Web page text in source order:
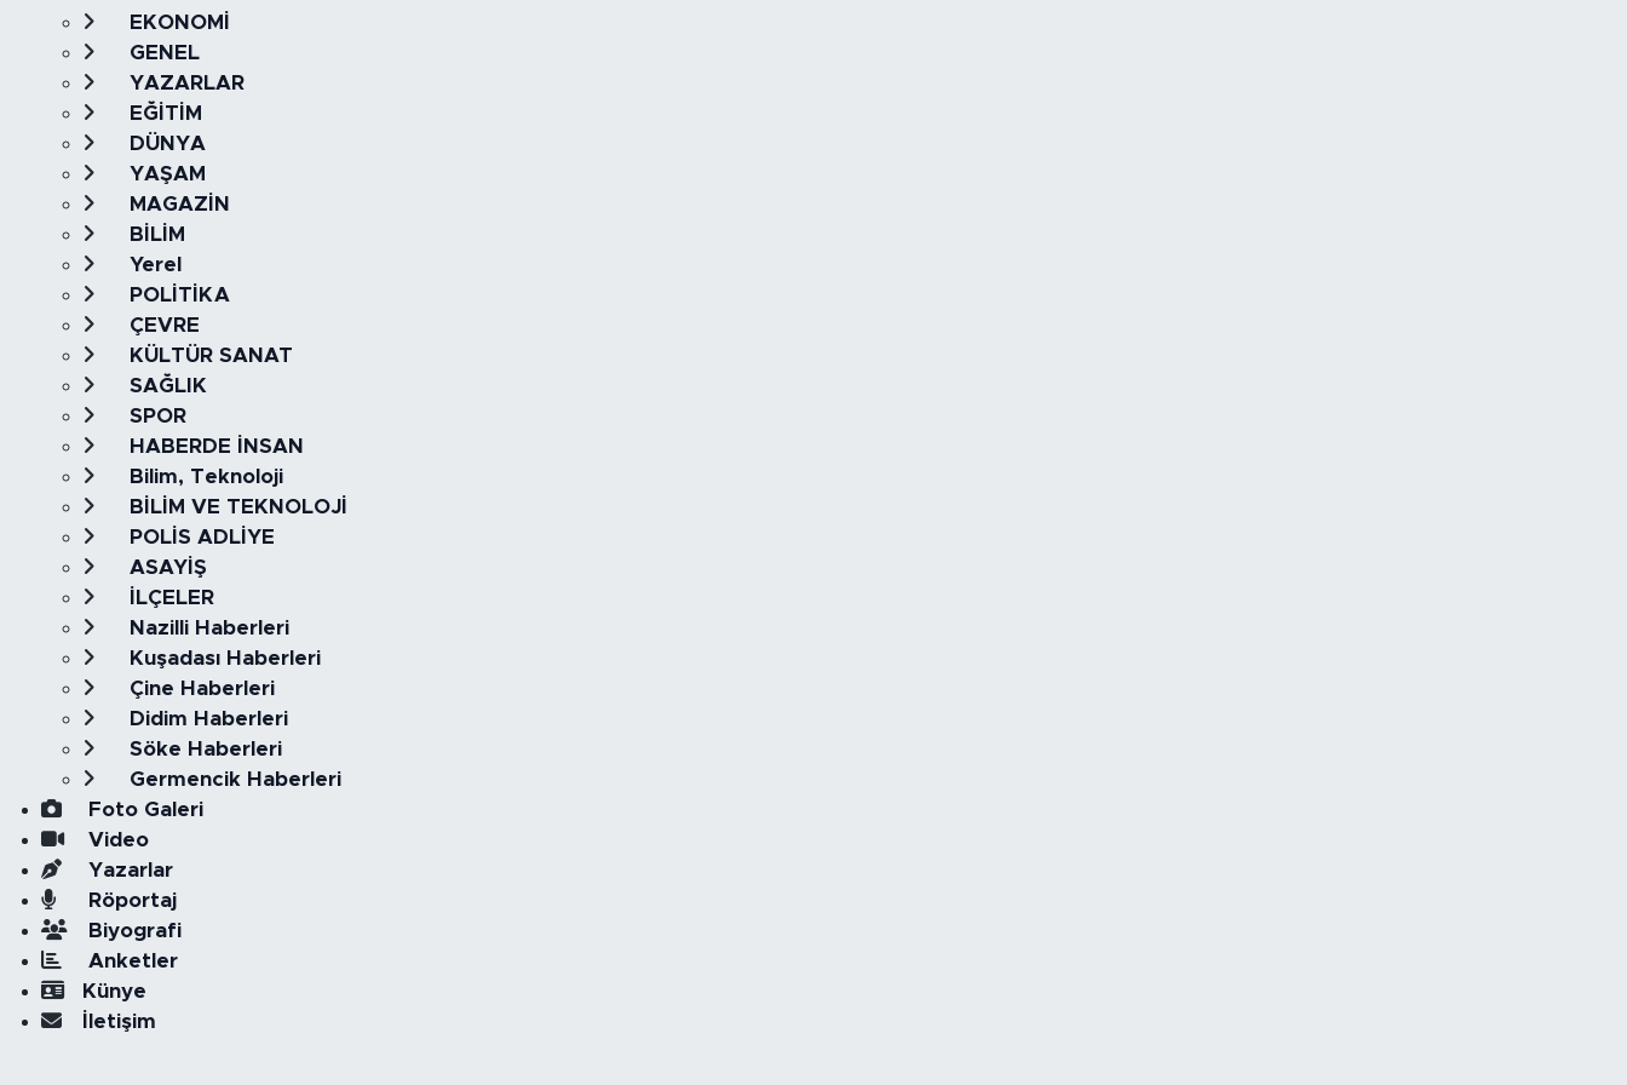
EKONOMİ
GENEL
YAZARLAR
EĞİTİM
DÜNYA
YAŞAM
MAGAZİN
BİLİM
Yerel
POLİTİKA
ÇEVRE
KÜLTÜR SANAT
SAĞLIK
SPOR
HABERDE İNSAN
Bilim, Teknoloji
BİLİM VE TEKNOLOJİ
POLİS ADLİYE
ASAYİŞ
İLÇELER
Nazilli Haberleri
Kuşadası Haberleri
Çine Haberleri
Didim Haberleri
Söke Haberleri
Germencik Haberleri
Foto Galeri
Video
Yazarlar
Röportaj
Biyografi
Anketler
Künye
İletişim